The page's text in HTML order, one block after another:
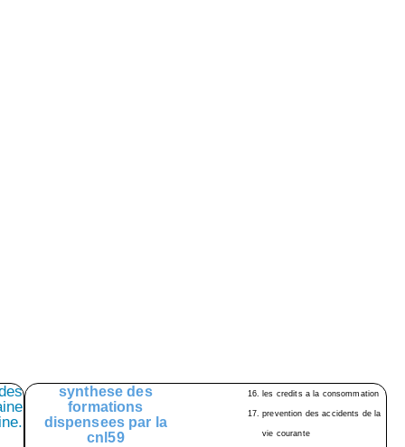
synthese des
formations
dispensees par la
cnl59
les credits a la consommation
prevention des accidents de la
vie courante